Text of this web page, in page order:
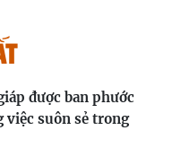
được ban phước
việc suôn sẻ trong